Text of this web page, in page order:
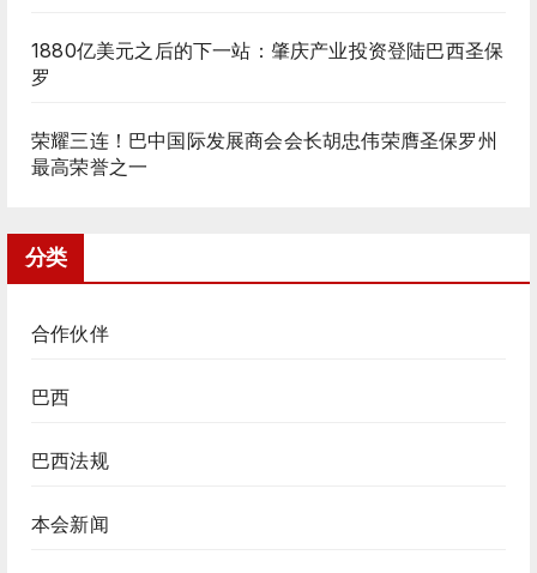
1880亿美元之后的下一站：肇庆产业投资登陆巴西圣保
罗
荣耀三连！巴中国际发展商会会长胡忠伟荣膺圣保罗州
最高荣誉之一
分类
合作伙伴
巴西
巴西法规
本会新闻